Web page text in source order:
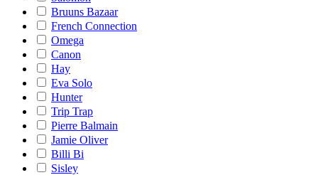
Bruuns Bazaar
French Connection
Omega
Canon
Hay
Eva Solo
Hunter
Trip Trap
Pierre Balmain
Jamie Oliver
Billi Bi
Sisley